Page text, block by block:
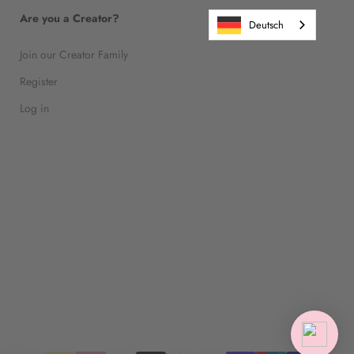
Are you a Creator?
Join our Creator Family
Register
Log in
Deutsch